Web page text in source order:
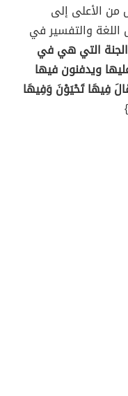
من الأعلى إلى
والتفسير في
التي هي في
ويدفنون فيها
فِيهَا تَحْيَوْنَ وَفِيهَا